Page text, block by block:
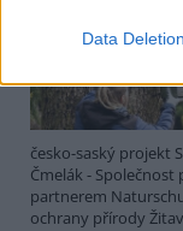
Data Deletion
česko-saský projekt
Čmelák -
partnerem
ochrany přírody